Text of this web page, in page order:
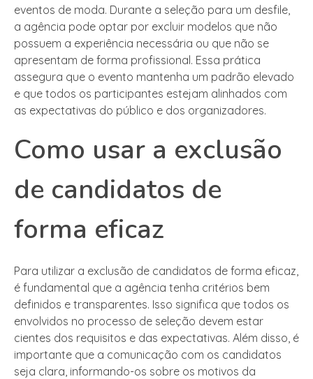
eventos de moda. Durante a seleção para um desfile,
a agência pode optar por excluir modelos que não
possuem a experiência necessária ou que não se
apresentam de forma profissional. Essa prática
assegura que o evento mantenha um padrão elevado
e que todos os participantes estejam alinhados com
as expectativas do público e dos organizadores.
Como usar a exclusão
de candidatos de
forma eficaz
Para utilizar a exclusão de candidatos de forma eficaz,
é fundamental que a agência tenha critérios bem
definidos e transparentes. Isso significa que todos os
envolvidos no processo de seleção devem estar
cientes dos requisitos e das expectativas. Além disso, é
importante que a comunicação com os candidatos
seja clara, informando-os sobre os motivos da